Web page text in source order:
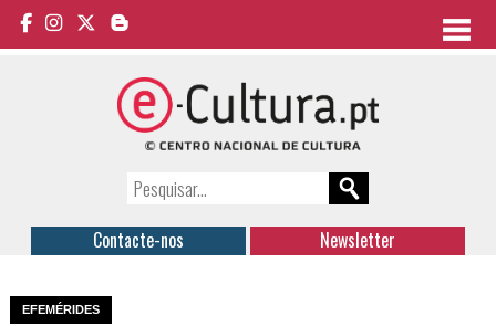
Contacte-nos Newsletter
EFEMÉRIDES